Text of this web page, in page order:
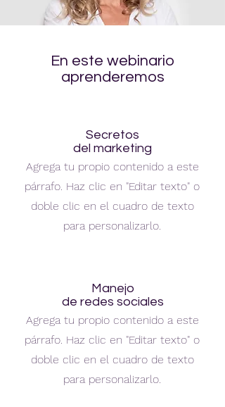
En este webinario
aprenderemos
Secretos
del marketing
Agrega tu propio contenido a este
párrafo. Haz clic en "Editar texto" o
doble clic en el cuadro de texto
para personalizarlo.
Manejo
de redes sociales
Agrega tu propio contenido a este
párrafo. Haz clic en "Editar texto" o
doble clic en el cuadro de texto
para personalizarlo.